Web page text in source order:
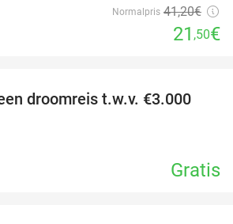
Normalpris 41,20€
21 ,50€
droomreis t.w.v. €3.000
Gratis